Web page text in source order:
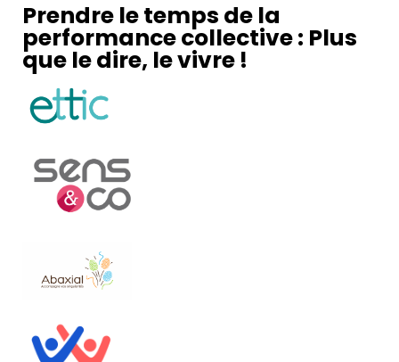
Prendre le temps de la
performance collective : Plus
que le dire, le vivre !